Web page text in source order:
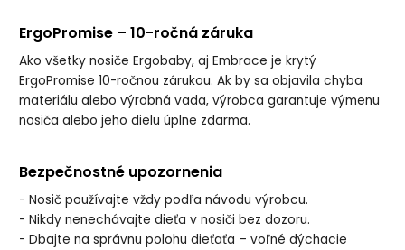
ErgoPromise – 10-ročná záruka
Ako všetky nosiče Ergobaby, aj Embrace je krytý
ErgoPromise 10-ročnou zárukou. Ak by sa objavila chyba
materiálu alebo výrobná vada, výrobca garantuje výmenu
nosiča alebo jeho dielu úplne zdarma.
Bezpečnostné upozornenia
- Nosič používajte vždy podľa návodu výrobcu.
- Nikdy nenechávajte dieťa v nosiči bez dozoru.
- Dbajte na správnu polohu dieťaťa – voľné dýchacie